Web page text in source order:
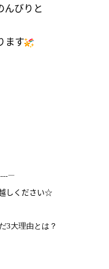
んびりと
ます
—
しください☆
3大理由とは？